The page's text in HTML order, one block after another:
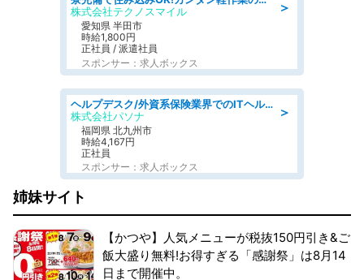
＞
株式会社テクノスマイル
愛知県 半田市
時給1,800円
正社員 / 派遣社員
スポンサー：求人ボックス
＞
ヘルプデスク/外資系保険業界でのITヘルプデスク業務/駅近/即日勤務可/ヘルプデスク
株式会社パソナ
福岡県 北九州市
時給4,167円
正社員
スポンサー：求人ボックス
姉妹サイト
【かつや】人気メニューが税抜150円引き&ご
飯大盛り無料!お得すぎる「感謝祭」は8月14
日まで開催中。